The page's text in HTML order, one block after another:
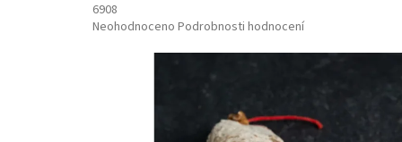
6908
Průměrné
Neohodnoceno Podrobnosti hodnocení